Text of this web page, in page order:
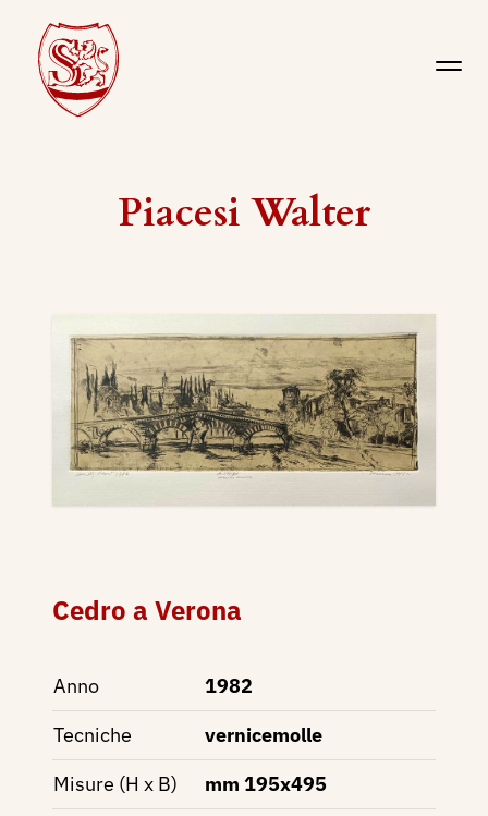
Piacesi Walter
Cedro a Verona
Anno
1982
Tecniche
vernicemolle
Misure (H x B)
mm 195x495